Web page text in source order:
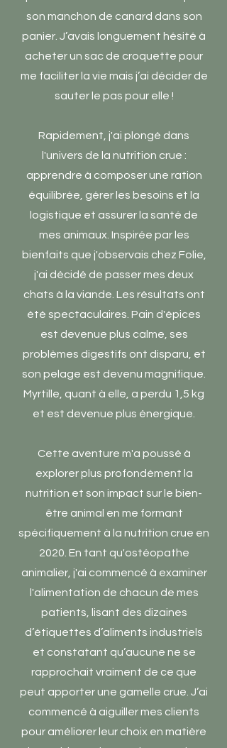
son manchon de canard dans son
panier. J’avais longuement hésité à
acheter un sac de croquette pour
me faciliter la vie mais j’ai décider de
sauter le pas pour elle !
Rapidement, j'ai plongé dans
l'univers de la nutrition crue :
apprendre à composer une ration
équilibrée, gérer les besoins et la
logistique et assurer la santé de
mes animaux. Inspirée par les
bienfaits que j'observais chez Folie,
j'ai décidé de passer mes deux
chats à la viande. Les résultats ont
été spectaculaires. Pain d'épices
est devenue plus calme, ses
problèmes digestifs ont disparu, et
son pelage est devenu magnifique.
Myrtille, quant à elle, a perdu 1,5 kg
et est devenue plus énergique.
Cette aventure m'a poussé à
explorer plus profondément la
nutrition et son impact sur le bien-
être animal en me formant
spécifiquement à la nutrition crue en
2020. En tant qu'ostéopathe
animalier, j'ai commencé à examiner
l'alimentation de chacun de mes
patients, lisant des dizaines
d’étiquettes d’aliments industriels
et constatant qu’aucune ne se
rapprochait vraiment de ce que
peut apporter une gamelle crue. J’ai
commencé à aiguiller mes clients
pour améliorer leur choix en matière